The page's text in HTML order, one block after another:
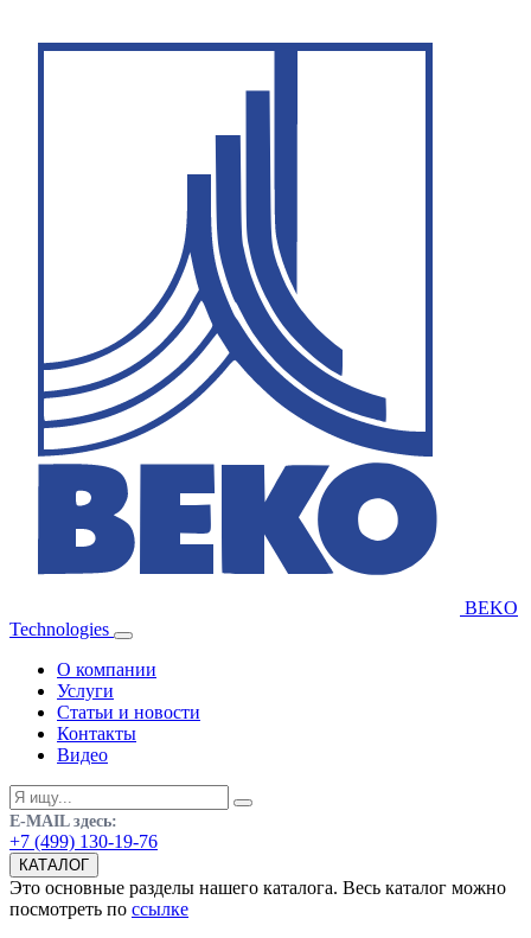
BEKO
Technologies
О компании
Услуги
Статьи и новости
Контакты
Видео
E-MAIL здесь:
+7 (499) 130-19-76
КАТАЛОГ
Это основные разделы нашего каталога. Весь каталог можно
посмотреть по ссылке